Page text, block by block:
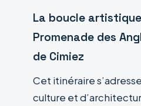
La boucle
Promenade des
de Cimiez
Cet itinéraire
culture et